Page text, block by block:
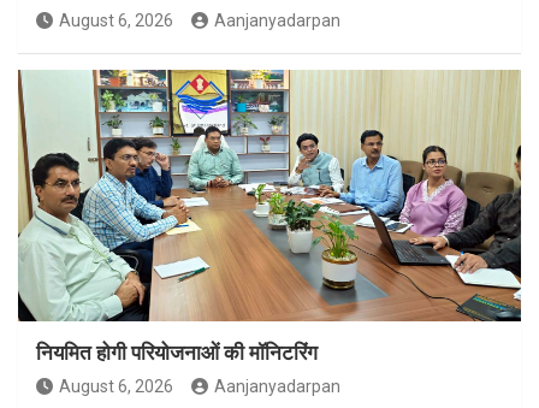
August 6, 2026 Aanjanyadarpan
नियमित होगी परियोजनाओं की मॉनिटरिंग
August 6, 2026 Aanjanyadarpan